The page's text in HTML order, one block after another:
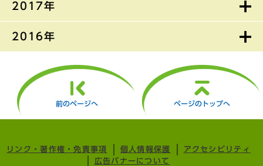
2017年
2016年
前のページへ ページのトップへ
リンク・著作権・免責事項 個人情報保護
アクセシビリティ
広告バナーについて